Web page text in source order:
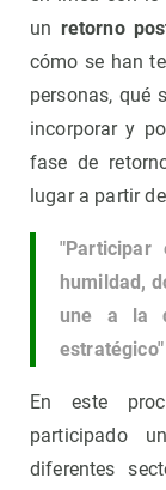
un retorno
cómo se han
personas, qué
incorporar y
fase de
lugar a partir
"Participar
humildad,
une a la
estratégico"
En este
participado
diferentes